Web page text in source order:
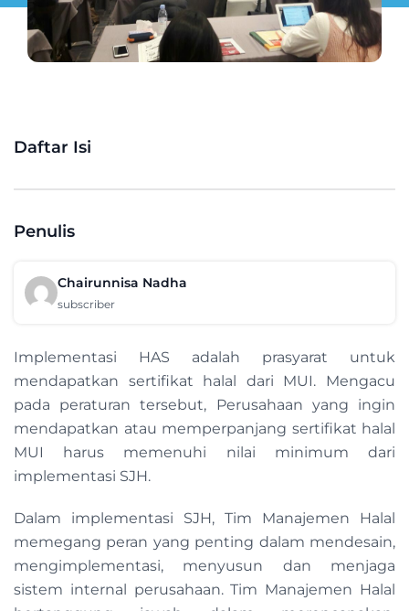
Daftar Isi
Penulis
Chairunnisa Nadha
subscriber
Implementasi HAS adalah prasyarat untuk
mendapatkan sertifikat halal dari MUI. Mengacu
pada peraturan tersebut, Perusahaan yang ingin
mendapatkan atau memperpanjang sertifikat halal
MUI harus memenuhi nilai minimum dari
implementasi SJH.
Dalam implementasi SJH, Tim Manajemen Halal
memegang peran yang penting dalam mendesain,
mengimplementasi, menyusun dan menjaga
sistem internal perusahaan. Tim Manajemen Halal